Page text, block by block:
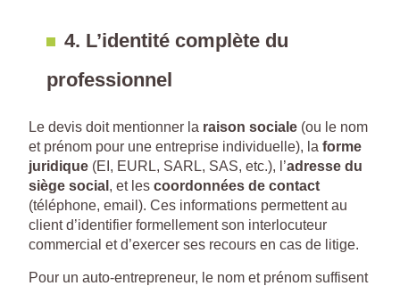
4. L’identité complète du
professionnel
Le devis doit mentionner la raison sociale (ou le nom
et prénom pour une entreprise individuelle), la forme
juridique (EI, EURL, SARL, SAS, etc.), l’adresse du
siège social , et les coordonnées de contact
(téléphone, email). Ces informations permettent au
client d’identifier formellement son interlocuteur
commercial et d’exercer ses recours en cas de litige.
Pour un auto-entrepreneur, le nom et prénom suffisent